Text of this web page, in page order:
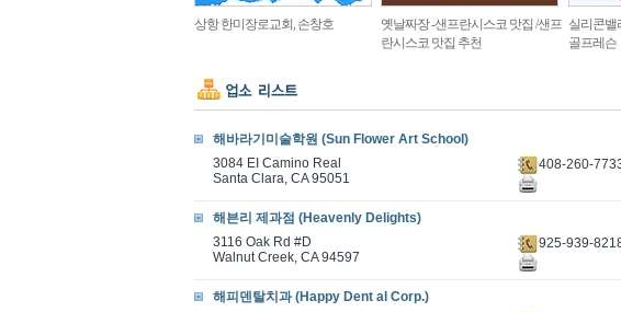
상항 한미장로교회, 손창호
옛날짜장 -샌프란시스코 맛집 /샌프
란시스코 맛집 추천
실리콘밸
골프레슨
해바라기미술학원 (Sun Flower Art School)
3084 EI Camino Real
Santa Clara, CA 95051
408-260-
해븐리 제과점 (Heavenly Delights)
3116 Oak Rd #D
Walnut Creek, CA 94597
925-939-
해피덴탈치과 (Happy Dent al Corp.)